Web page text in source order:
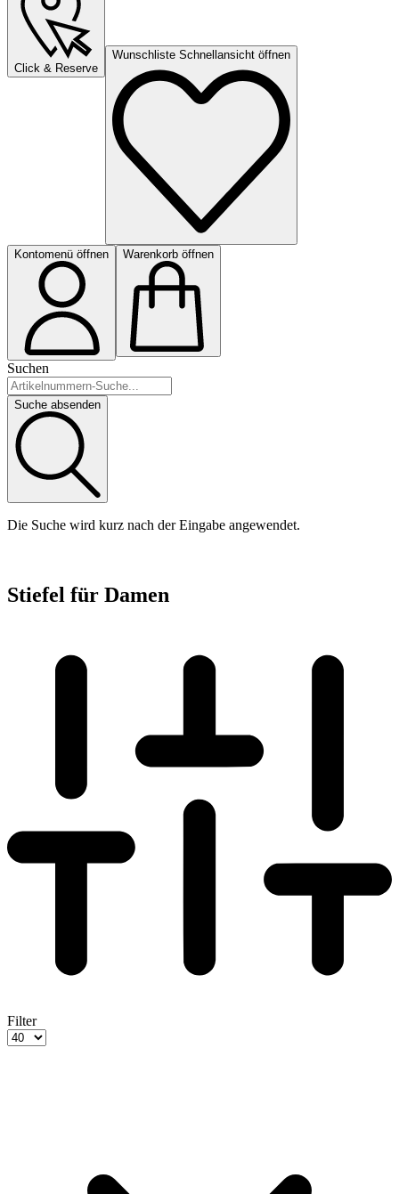
Click & Reserve
Wunschliste Schnellansicht öffnen
Kontomenü öffnen Warenkorb öffnen
Suchen
Suche absenden
Die Suche wird kurz nach der Eingabe angewendet.
Stiefel für Damen
Filter